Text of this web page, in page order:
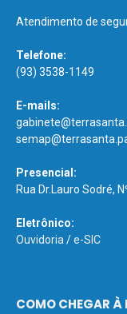
Atendimento de
Telefone:
(93) 3538-1149
E-mails:
Presencial:
Rua Dr.Lauro Sodré,
Eletrônico:
Ouvidoria /e-SIC
COMO CHEGAR À